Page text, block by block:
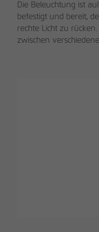
Die Beleuchtung ist
befestigt und bereit,
rechte Licht zu rücken.
zwischen